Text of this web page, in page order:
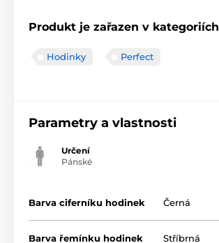
Produkt je zařazen v kategoriích
Hodinky Perfect
Parametry a vlastnosti
Určení
Pánské
Barva ciferníku hodinek Černá
Barva řemínku hodinek Stříbrná